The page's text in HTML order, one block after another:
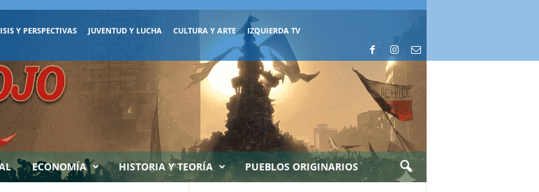
Y PERSPECTIVAS JUVENTUD Y LUCHA CULTURA Y ARTE IZQUIERDA TV
ECONOMÍA HISTORIA Y TEORÍA PUEBLOS ORIGINARIOS